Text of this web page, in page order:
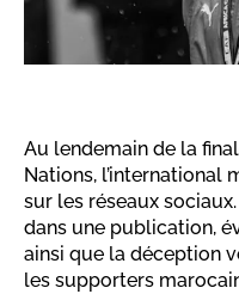
Au lendemain de la
Nations, l’international
sur les réseaux
dans une publication,
ainsi que la déception
les supporters